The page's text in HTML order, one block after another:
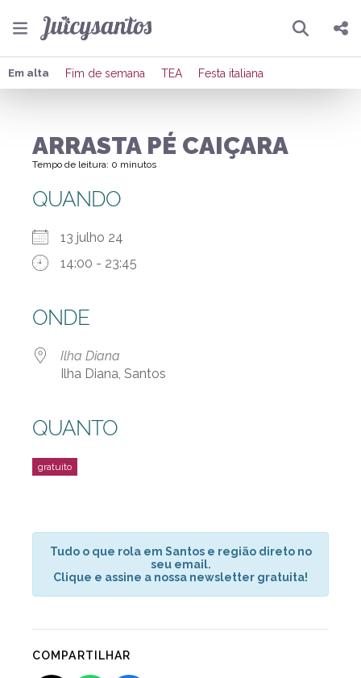
Pesquisar
Compartilhar
Enviar por Whatsapp
Em alta Fim de semana TEA Festa italiana
ARRASTA PÉ CAIÇARA
Tempo de leitura: 0 minutos
QUANDO
13 julho 24
14:00 - 23:45
ONDE
Ilha Diana
Ilha Diana, Santos
QUANTO
Tudo o que rola em Santos e região direto no
seu email.
Clique e assine a nossa newsletter gratuita!
COMPARTILHAR